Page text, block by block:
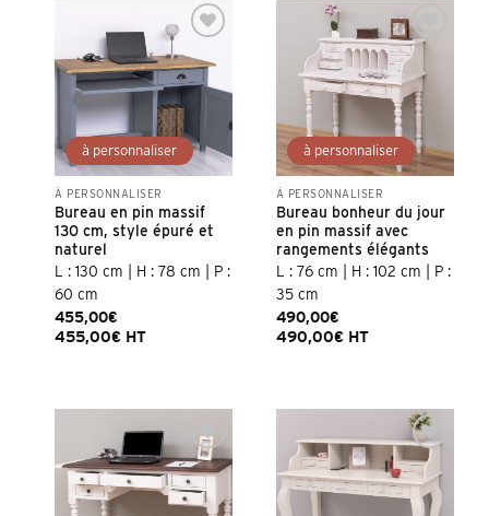
Ajouter à la
liste d’envies
À PERSONNALISER
Bureau en pin massif
130 cm, style épuré et
naturel
L : 130 cm | H : 78 cm | P :
60 cm
455,00€
455,00€ HT
Ajouter à la
liste d’envies
À PERSONNALISER
Bureau bonheur du jour
en pin massif avec
rangements élégants
L : 76 cm | H : 102 cm | P :
35 cm
490,00€
490,00€ HT
Ajouter à la
liste d’envies
Ajouter à la
liste d’envies